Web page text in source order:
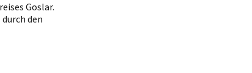
Goslar.
den